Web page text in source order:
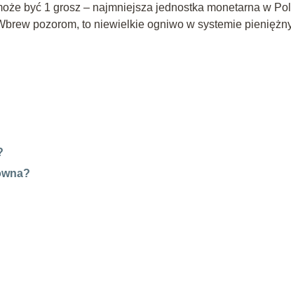
być 1 grosz – najmniejsza jednostka monetarna w
pozorom, to niewielkie ogniwo w systemie